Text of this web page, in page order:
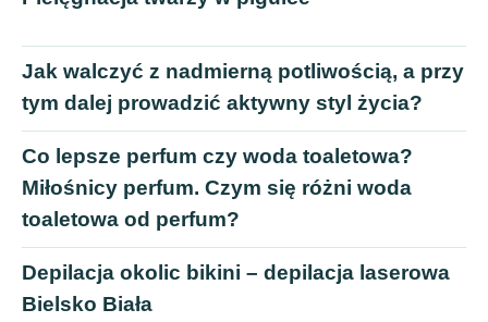
Jak walczyć z nadmierną potliwością, a przy
tym dalej prowadzić aktywny styl życia?
Co lepsze perfum czy woda toaletowa?
Miłośnicy perfum. Czym się różni woda
toaletowa od perfum?
Depilacja okolic bikini – depilacja laserowa
Bielsko Biała